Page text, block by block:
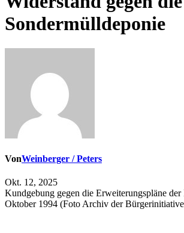
Sondermülldeponie
VonWeinberger / Peters
Okt. 12, 2025
Kundgebung gegen die Erweiterungspläne der
Oktober 1994 (Foto Archiv der